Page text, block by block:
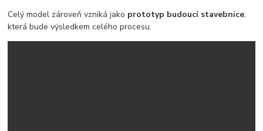
Celý model zároveň vzniká jako prototyp budoucí stavebnice,
která bude výsledkem celého procesu.